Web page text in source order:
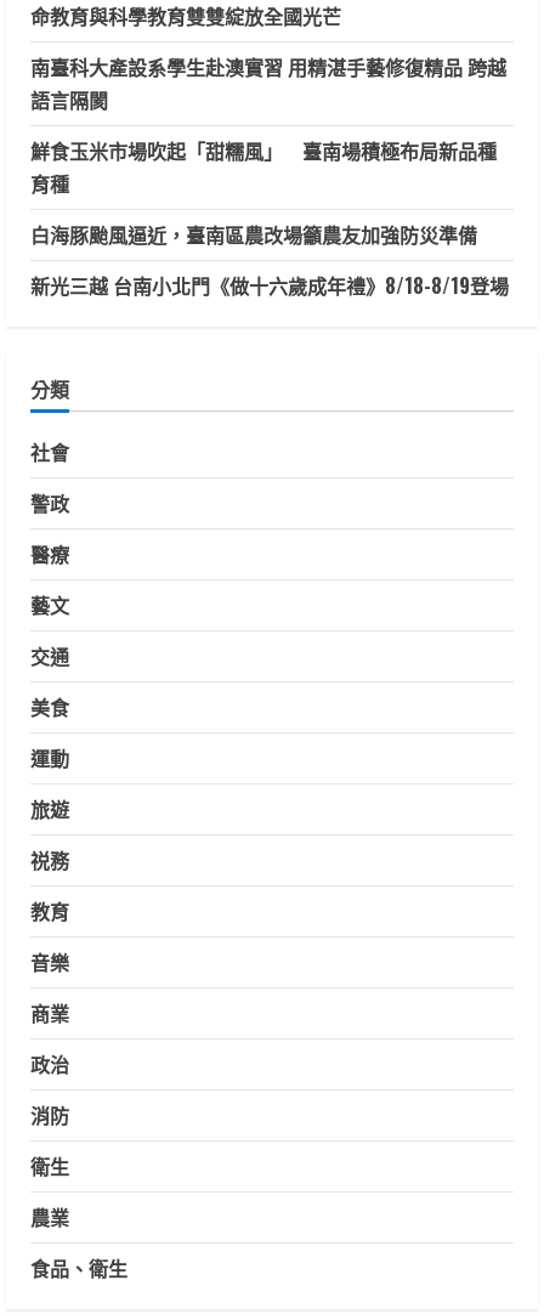
命教育與科學教育雙雙綻放全國光芒
南臺科大產設系學生赴澳實習 用精湛手藝修復精品 跨越
語言隔閡
鮮食玉米市場吹起「甜糯風」 臺南場積極布局新品種
育種
白海豚颱風逼近，臺南區農改場籲農友加強防災準備
新光三越 台南小北門《做十六歲成年禮》8/18-8/19登場
分類
社會
警政
醫療
藝文
交通
美食
運動
旅遊
祱務
教育
音樂
商業
政治
消防
衛生
農業
食品、衛生